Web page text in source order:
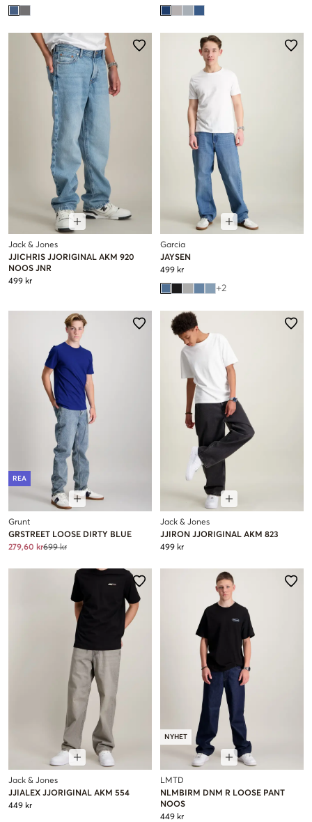
Jack & Jones
JJICHRIS JJORIGINAL AKM 920
NOOS JNR
499 kr
Garcia
JAYSEN
499 kr
+2
REA
Grunt
GRSTREET LOOSE DIRTY BLUE
279,60 kr699 kr
Jack & Jones
JJIRON JJORIGINAL AKM 823
499 kr
Jack & Jones
JJIALEX JJORIGINAL AKM 554
449 kr
NYHET
LMTD
NLMBIRM DNM R LOOSE PANT
NOOS
449 kr